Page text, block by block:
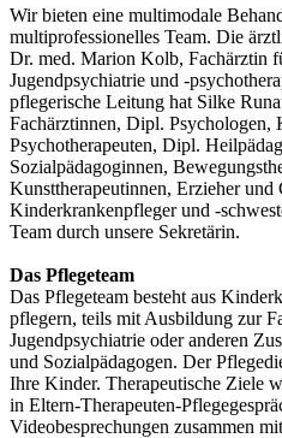
Wir bieten eine multimodale
multiprofessionelles Team. Die
Dr. med. Marion Kolb, Fachärztin
Jugendpsychiatrie und -
pflegerische Leitung hat Silke
Fachärztinnen, Dipl. Psychologen,
Psychotherapeuten, Dipl.
Sozialpädagoginnen,
Kunsttherapeutinnen, Erzieher und
Kinderkrankenpfleger und -
Team durch unsere Sekretärin.
Das Pflegeteam
Das Pflegeteam besteht aus
pflegern, teils mit Ausbildung zur
Jugendpsychiatrie oder anderen
und Sozialpädagogen. Der
Ihre Kinder. Therapeutische Ziele
in Eltern-Therapeuten-
Videobesprechungen zusammen